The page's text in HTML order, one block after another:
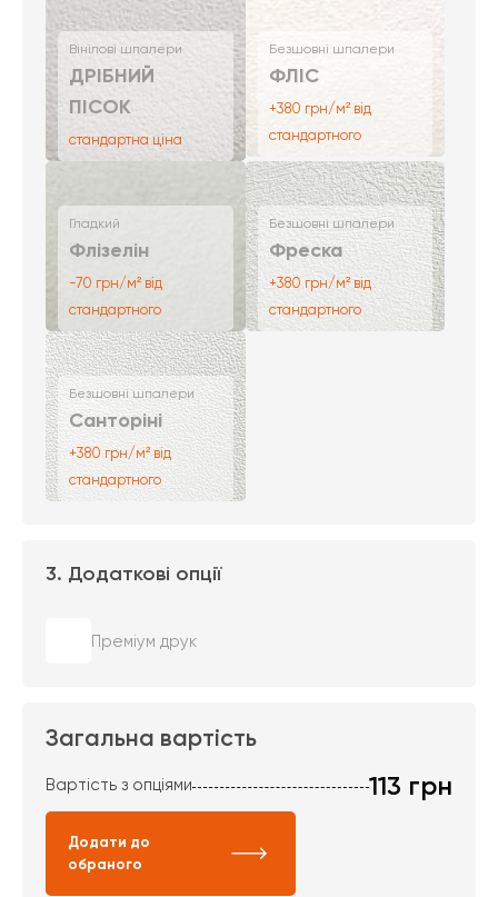
Вінілові шпалери
ДРІБНИЙ
ПІСОК
стандартна ціна
Безшовні шпалери
ФЛІС
+380 грн/м² від
стандартного
Гладкий
Флізелін
-70 грн/м² від
стандартного
Безшовні шпалери
Фреска
+380 грн/м² від
стандартного
Безшовні шпалери
Санторіні
+380 грн/м² від
стандартного
3. Додаткові опції
Преміум друк
Загальна вартість
Вартість з опціями 113 грн
Додати до
обраного